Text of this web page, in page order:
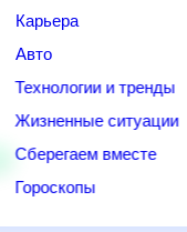
Карьера
Авто
Технологии и тренды
Жизненные ситуации
Сберегаем вместе
Гороскопы